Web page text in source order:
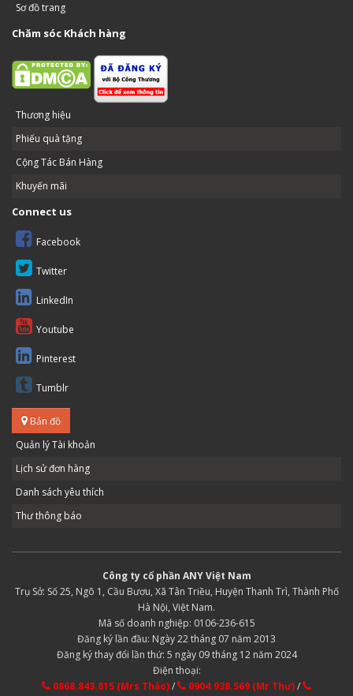
Sơ đồ trang
Chăm sóc Khách hàng
Thương hiệu
Phiếu quà tặng
Cộng Tác Bán Hàng
Khuyến mãi
Connect us
Facebook
Twitter
LinkedIn
Youtube
Pinterest
Tumblr
Bản đồ
Quản lý Tài khoản
Lịch sử đơn hàng
Danh sách yêu thích
Thư thông báo
Công ty cổ phần ANY Việt Nam
Trụ Sở: Số 25, Ngõ 1, Cầu Bươu, Xã Tân Triều, Huyện Thanh Trì, Thành Phố
Hà Nội, Việt Nam.
Mã số doanh nghiệp: 0106-236-615
Đăng ký lần đầu: Ngày 22 tháng 07 năm 2013
Đăng ký thay đổi lần thứ: 5 ngày 09 tháng 12 năm 2024
Điện thoại:
0868.843.815 (Mrs Thảo)/ 0904.938.569 (Mr Thư)/